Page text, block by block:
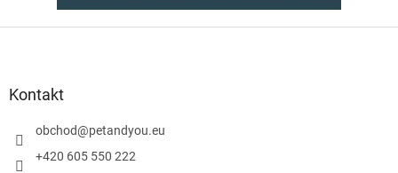
Kontakt
obchod@petandyou.eu
+420 605 550 222